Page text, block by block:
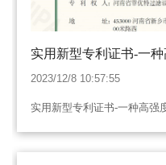
实用新型专利证书-一
2023/12/8 10:57:55
实用新型专利证书-一种高强